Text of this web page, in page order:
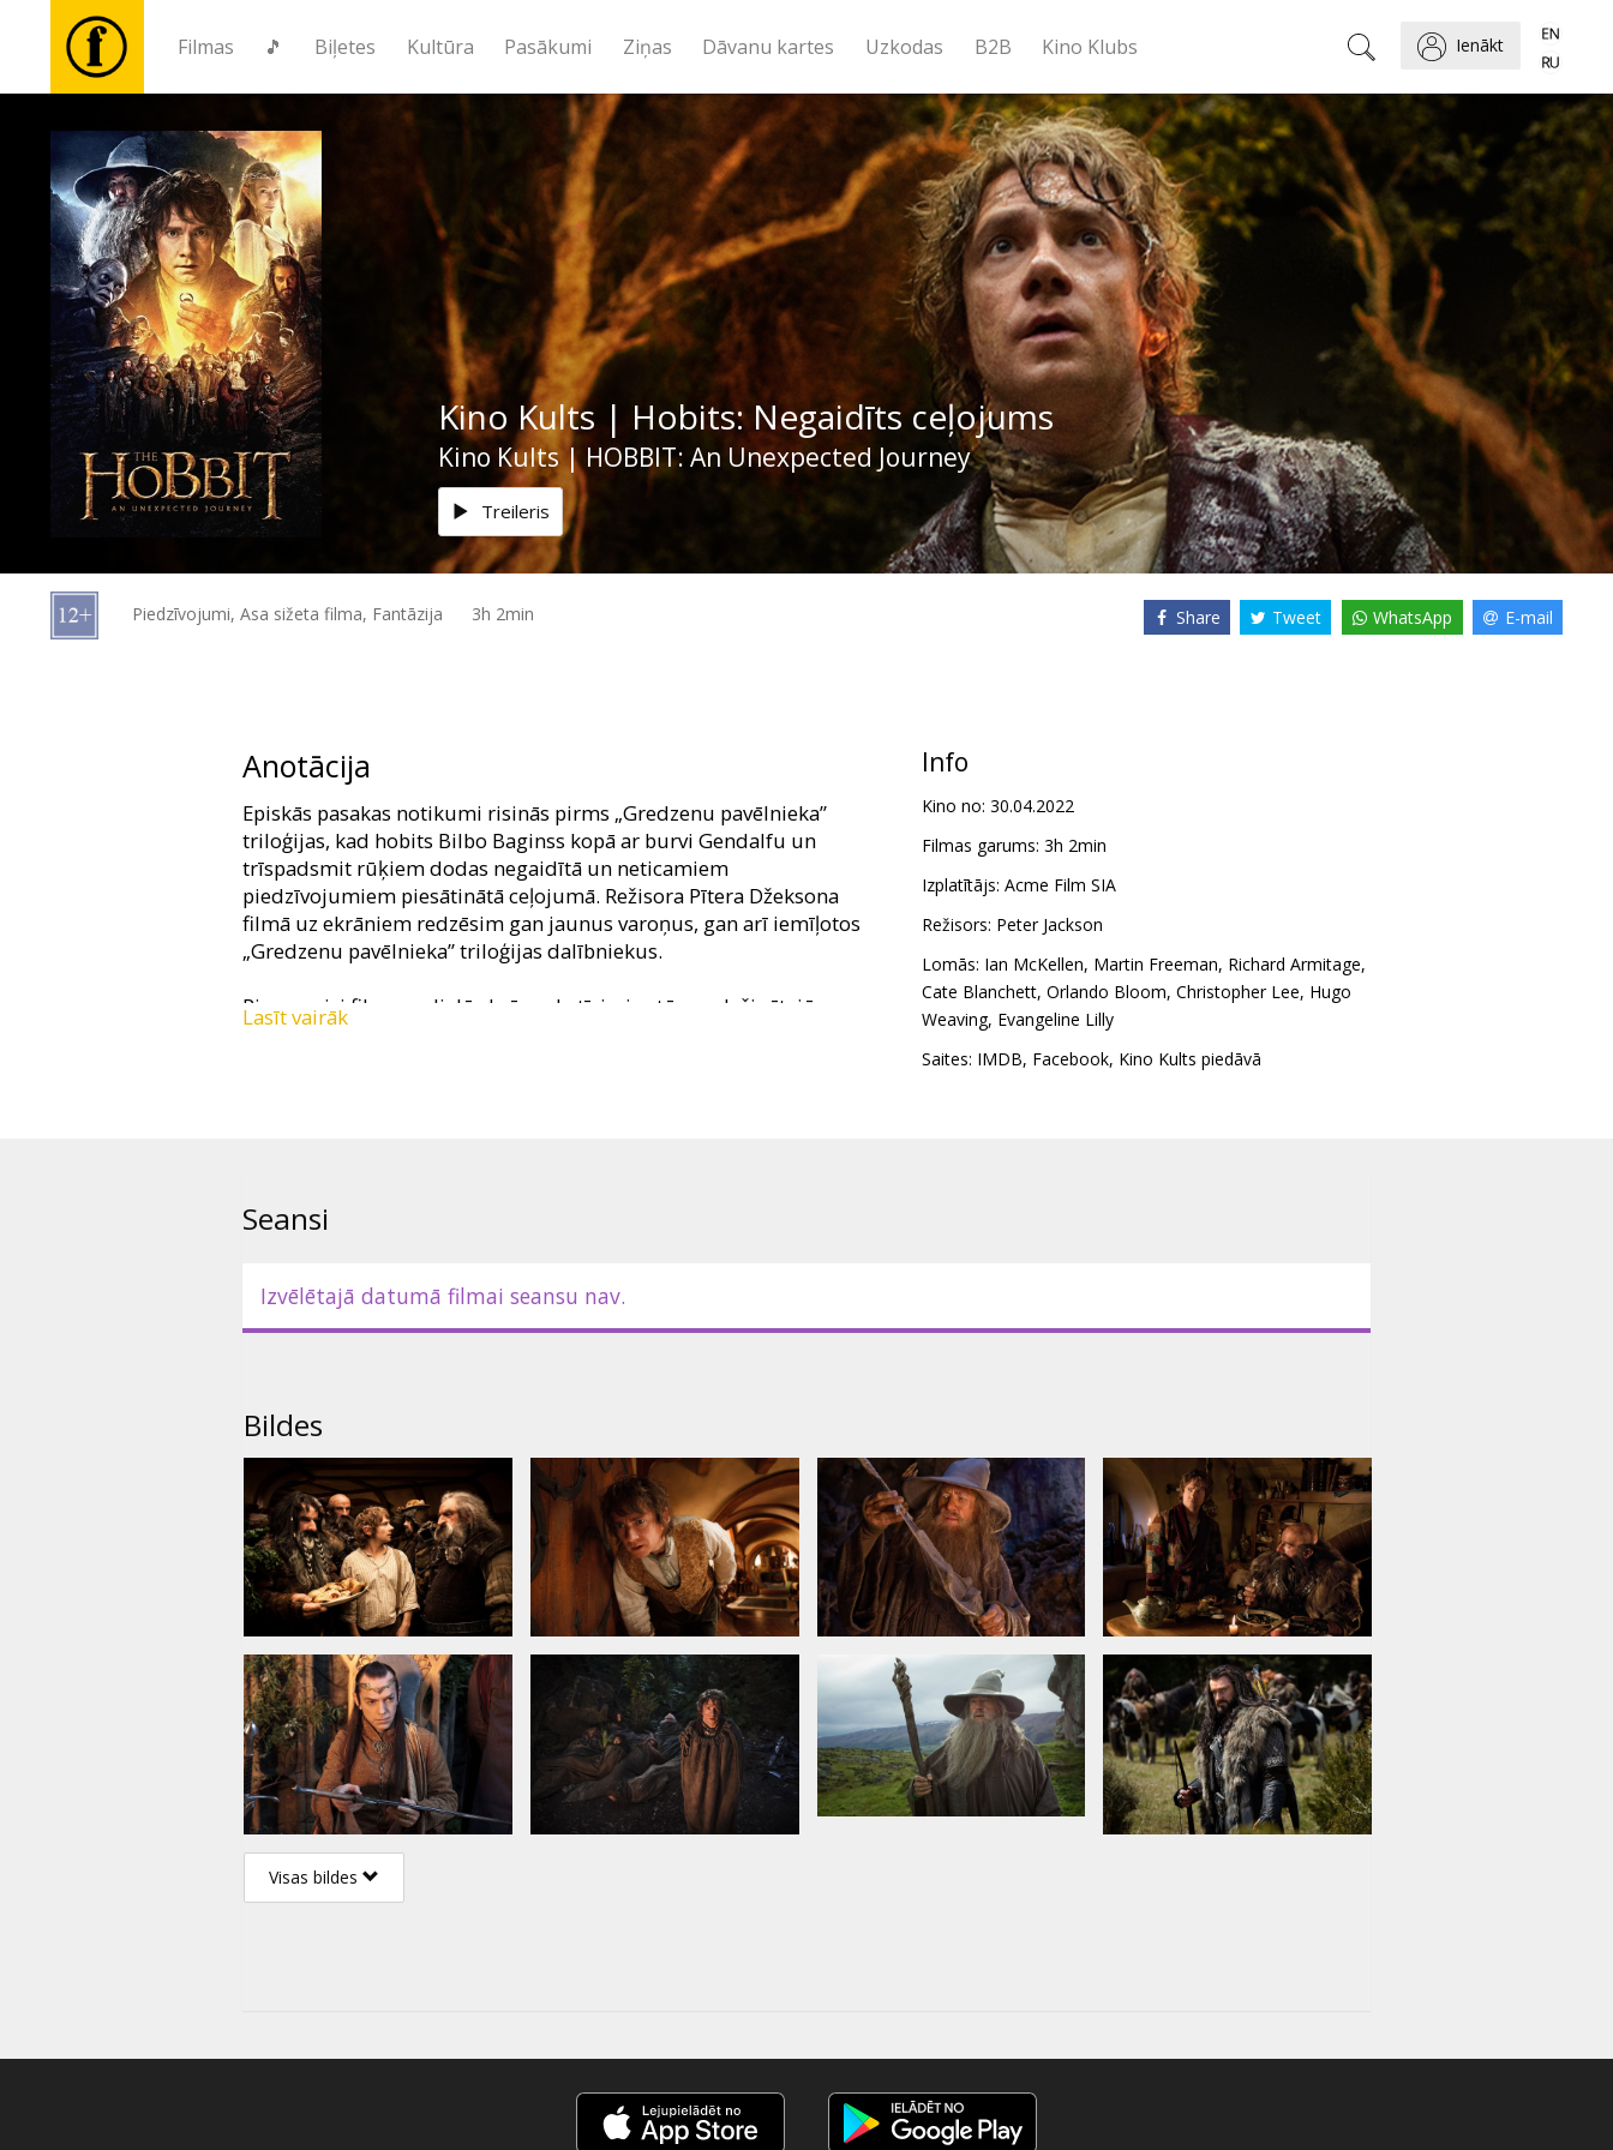
Filmas 🎵 Biļetes Kultūra Pasākumi Ziņas Dāvanu kartes Uzkodas B2B Kino Klubs Ienākt
Filmas
🎵
Biļetes
Kultūra
Pasākumi
Ziņas
kartes
Kino Kults | Hobits: Negaidīts ceļojums
Kino Kults | HOBBIT: An Unexpected Journey
Treileris
Piedzīvojumi, Asa sižeta filma, Fantāzija 3h 2min Share Tweet WhatsApp E-mail
Anotācija
Episkās pasakas notikumi risinās pirms „Gredzenu pavēlnieka”
triloģijas, kad hobits Bilbo Baginss kopā ar burvi Gendalfu un
trīspadsmit rūķiem dodas negaidītā un neticamiem
piedzīvojumiem piesātinātā ceļojumā. Režisora Pītera Džeksona
filmā uz ekrāniem redzēsim gan jaunus varoņus, gan arī iemīļotos
„Gredzenu pavēlnieka” triloģijas dalībniekus.
Pirmo reizi filmu uz lielā ekrāna skatīsimies tās paplašinātajā
("extended") versijā, kura iepriekš kinoteātros nekad nav
Lasīt vairāk
Info
Kino no: 30.04.2022
Filmas garums: 3h 2min
Izplatītājs: Acme Film SIA
Režisors: Peter Jackson
Lomās: Ian McKellen, Martin Freeman, Richard Armitage,
Cate Blanchett, Orlando Bloom, Christopher Lee, Hugo
Weaving, Evangeline Lilly
Saites: IMDB, Facebook, Kino Kults piedāvā
Seansi
Izvēlētajā datumā filmai seansu nav.
Bildes
Visas bildes